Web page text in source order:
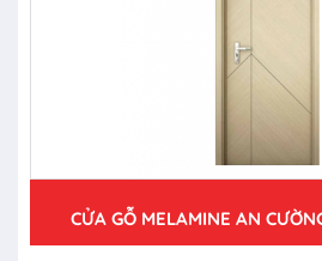
CỬA GỖ MELAMINE AN